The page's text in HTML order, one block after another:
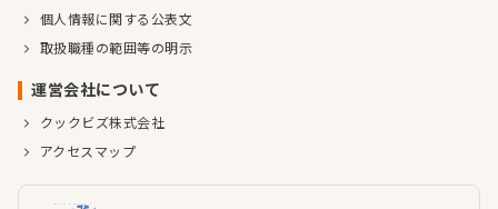
個人情報に関する公表文
取扱職種の範囲等の明示
運営会社について
クックビズ株式会社
アクセスマップ